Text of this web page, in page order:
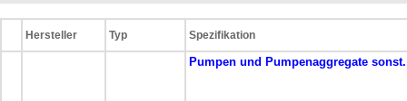
Hersteller Typ Spezifikation
Pumpen und Pumpenaggregate